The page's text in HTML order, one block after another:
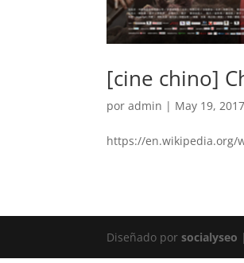
[cine chino]
poradmin | May 19, 2017
https://en.wikipedia.org/
Diseñado porsocialyseo